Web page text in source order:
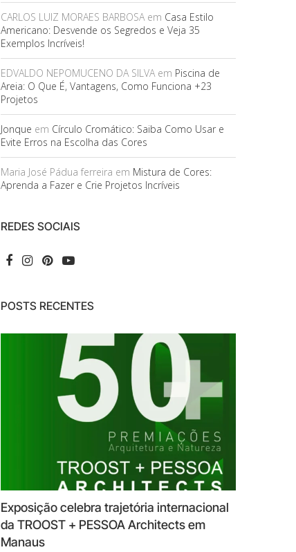
CARLOS LUIZ MORAES BARBOSAem Casa Estilo
Americano: Desvende os Segredos e Veja 35
Exemplos Incríveis!
EDVALDO NEPOMUCENO DA SILVAem Piscina de
Areia: O Que É, Vantagens, Como Funciona +23
Projetos
Jonque em Círculo Cromático: Saiba Como Usar e
Evite Erros na Escolha das Cores
Maria José Pádua ferreira em Mistura de Cores:
Aprenda a Fazer e Crie Projetos Incríveis
REDES SOCIAIS
POSTS RECENTES
Exposição celebra trajetória internacional
da TROOST + PESSOA Architects em
Manaus